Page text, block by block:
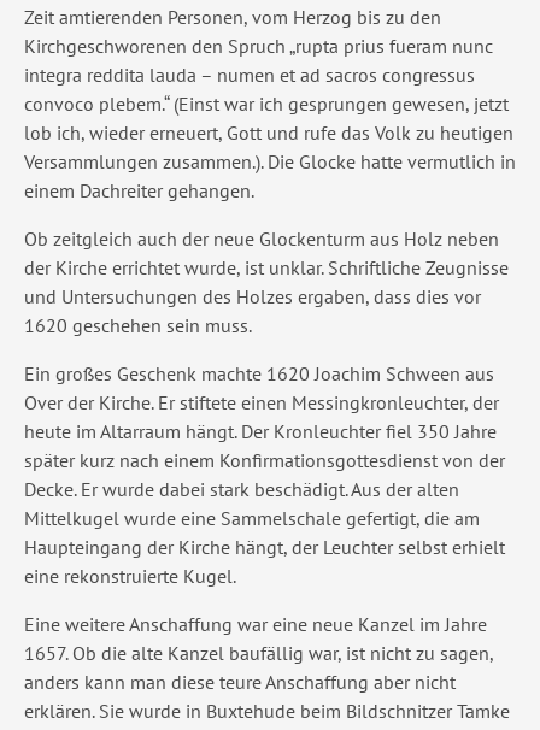
Zeit amtierenden Personen, vom Herzog bis zu den
Kirchgeschworenen den Spruch „rupta prius fueram nunc
integra reddita lauda – numen et ad sacros congressus
convoco plebem.“ (Einst war ich gesprungen gewesen, jetzt
lob ich, wieder erneuert, Gott und rufe das Volk zu heutigen
Versammlungen zusammen.). Die Glocke hatte vermutlich in
einem Dachreiter gehangen.
Ob zeitgleich auch der neue Glockenturm aus Holz neben
der Kirche errichtet wurde, ist unklar. Schriftliche Zeugnisse
und Untersuchungen des Holzes ergaben, dass dies vor
1620 geschehen sein muss.
Ein großes Geschenk machte 1620 Joachim Schween aus
Over der Kirche. Er stiftete einen Messingkronleuchter, der
heute im Altarraum hängt. Der Kronleuchter fiel 350 Jahre
später kurz nach einem Konfirmationsgottesdienst von der
Decke. Er wurde dabei stark beschädigt. Aus der alten
Mittelkugel wurde eine Sammelschale gefertigt, die am
Haupteingang der Kirche hängt, der Leuchter selbst erhielt
eine rekonstruierte Kugel.
Eine weitere Anschaffung war eine neue Kanzel im Jahre
1657. Ob die alte Kanzel baufällig war, ist nicht zu sagen,
anders kann man diese teure Anschaffung aber nicht
erklären. Sie wurde in Buxtehude beim Bildschnitzer Tamke